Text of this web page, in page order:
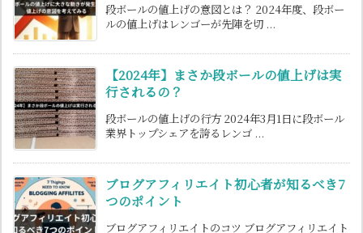
段ボールの値上げの意図とは？ 2024年度、段ボー
ルの値上げはレンゴーが先陣を切 ...
【2024年】まさか段ボールの値上げは実
行されるの？
段ボールの値上げの行方 2024年3月1日に段ボール
業界トップシェアを誇るレンゴ ...
ブログアフィリエイト初心者が知るべき7
つのポイント
ブログアフィリエイトのコツ ブログアフィリエイト